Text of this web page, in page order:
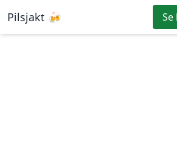
Pilsjakt 🍻